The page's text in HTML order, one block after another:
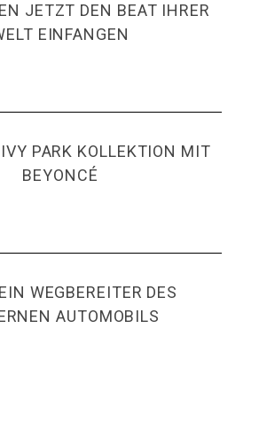
JETZT DEN BEAT IHRER
EINFANGEN
PARK KOLLEKTION MIT
BEYONCÉ
WEGBEREITER DES
AUTOMOBILS